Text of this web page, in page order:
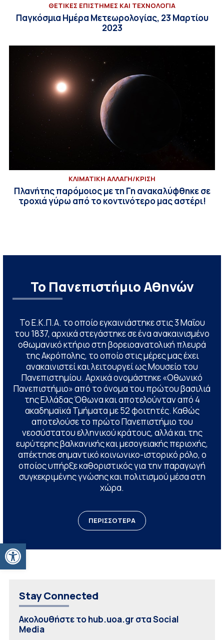
Ανοίξτε τη γραμμή εργαλείων
ΘΕΤΙΚΕΣ ΕΠΙΣΤΗΜΕΣ ΚΑΙ ΤΕΧΝΟΛΟΓΙΑ
Παγκόσμια Ημέρα Μετεωρολογίας, 23 Μαρτίου
2023
ΚΛΙΜΑΤΙΚΗ ΑΛΛΑΓΗ/ΚΡΙΣΗ
Πλανήτης παρόμοιος με τη Γη ανακαλύφθηκε σε
τροχιά γύρω από το κοντινότερο μας αστέρι!
Το Πανεπιστήμιο Αθηνών
Το Ε.Κ.Π.Α. το οποίο εγκαινιάστηκε στις 3 Μαΐου
του 1837, αρχικά στεγάστηκε σε ένα ανακαινισμένο
οθωμανικό κτήριο στη βορειοανατολική πλευρά
της Ακρόπολης, το οποίο στις μέρες μας έχει
ανακαινιστεί και λειτουργεί ως Μουσείο του
Πανεπιστημίου. Αρχικά ονομάστηκε «Οθωνικό
Πανεπιστήμιο» από το όνομα του πρώτου βασιλιά
της Ελλάδας Όθωνα και αποτελούνταν από 4
ακαδημαϊκά Τμήματα με 52 φοιτητές. Καθώς
αποτελούσε το πρώτο Πανεπιστήμιο του
νεοσύστατου ελληνικού κράτους, αλλά και της
ευρύτερης βαλκανικής και μεσογειακής περιοχής,
απέκτησε σημαντικό κοινωνικο-ιστορικό ρόλο, ο
οποίος υπήρξε καθοριστικός για την παραγωγή
συγκεκριμένης γνώσης και πολιτισμού μέσα στη
χώρα.
ΠΕΡΙΣΣΟΤΕΡΑ
Stay Connected
Ακολουθήστε το hub.uoa.gr στα Social
Media